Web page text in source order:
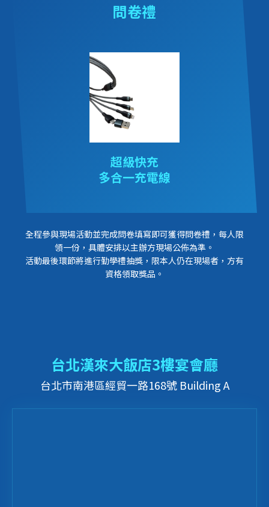
問卷禮
超級快充
多合一充電線
全程參與現場活動並完成問卷填寫即可獲得問卷禮，每人限
領一份，具體安排以主辦方現場公佈為準。
活動最後環節將進行勤學禮抽獎，限本人仍在現場者，方有
資格領取獎品。
台北漢來大飯店3樓宴會廳
台北市南港區經貿一路168號 Building A